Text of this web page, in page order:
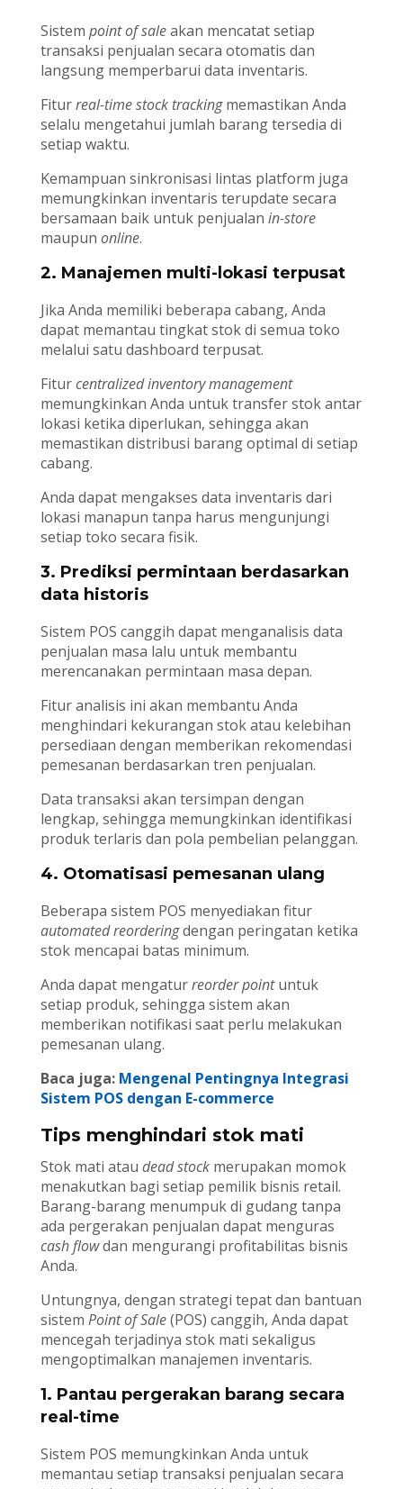
Sistem point of saleakan mencatat setiap
transaksi penjualan secara otomatis dan
langsung memperbarui data inventaris.
Fiturreal-time stock trackingmemastikan Anda
selalu mengetahui jumlah barang tersedia di
setiap waktu.
Kemampuan sinkronisasi lintas platform juga
memungkinkan inventaris terupdate secara
bersamaan baik untuk penjualan in-store
maupun online.
2. Manajemen multi-lokasi terpusat
Jika Anda memiliki beberapa cabang, Anda
dapat memantau tingkat stok di semua toko
melalui satu dashboard terpusat.
Fiturcentralized inventory management
memungkinkan Anda untuk transfer stok antar
lokasi ketika diperlukan, sehingga akan
memastikan distribusi barang optimal di setiap
cabang.
Anda dapat mengakses data inventaris dari
lokasi manapun tanpa harus mengunjungi
setiap toko secara fisik.
3. Prediksi permintaan berdasarkan
data historis
Sistem POS canggih dapat menganalisis data
penjualan masa lalu untuk membantu
merencanakan permintaan masa depan.
Fitur analisis ini akan membantu Anda
menghindari kekurangan stok atau kelebihan
persediaan dengan memberikan rekomendasi
pemesanan berdasarkan tren penjualan.
Data transaksi akan tersimpan dengan
lengkap, sehingga memungkinkan identifikasi
produk terlaris dan pola pembelian pelanggan.
4. Otomatisasi pemesanan ulang
Beberapa sistem POS menyediakan fitur
automated reorderingdengan peringatan ketika
stok mencapai batas minimum.
Anda dapat mengaturreorder pointuntuk
setiap produk, sehingga sistem akan
memberikan notifikasi saat perlu melakukan
pemesanan ulang.
Baca juga: Mengenal Pentingnya Integrasi
Sistem POS dengan E-commerce
Tips menghindari stok mati
Stok mati atau dead stockmerupakan momok
menakutkan bagi setiap pemilik bisnis retail.
Barang-barang menumpuk di gudang tanpa
ada pergerakan penjualan dapat menguras
cash flowdan mengurangi profitabilitas bisnis
Anda.
Untungnya, dengan strategi tepat dan bantuan
sistem Point of Sale(POS) canggih, Anda dapat
mencegah terjadinya stok mati sekaligus
mengoptimalkan manajemen inventaris.
1. Pantau pergerakan barang secara
real-time
Sistem POS memungkinkan Anda untuk
memantau setiap transaksi penjualan secara